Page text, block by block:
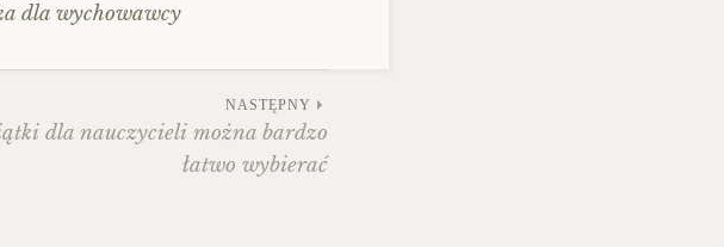
dla wychowawcy
NASTĘPNY
dla nauczycieli można bardzo
łatwo wybierać